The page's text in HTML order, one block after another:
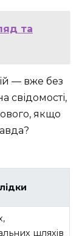
та
— вже без
свідомості,
якщо
шляхів